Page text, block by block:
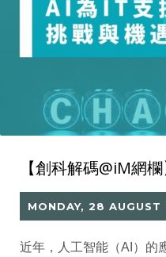
【創科解碼@iM網
MONDAY, 28
近年，人工智能（AI）的